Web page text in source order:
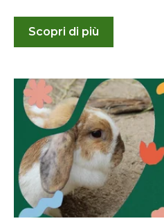
Scopri di più